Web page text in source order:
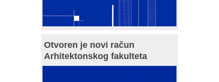
Otvoren je novi račun
Arhitektonskog fakulteta